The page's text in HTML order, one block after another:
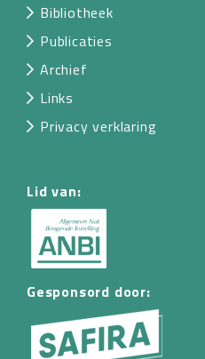
Bibliotheek
Publicaties
Archief
Links
Privacy verklaring
Lid van:
Gesponsord door: